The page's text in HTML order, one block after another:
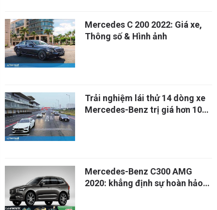
Mercedes C 200 2022: Giá xe,
Thông số & Hình ảnh
Trải nghiệm lái thử 14 dòng xe
Mercedes-Benz trị giá hơn 100
Mercedes-Benz C300 AMG
2020: khẳng định sự hoàn hảo